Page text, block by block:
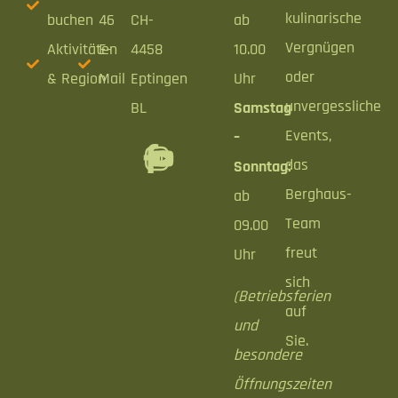
buchen
Aktivitäten
& Region
46
E-
Mail
CH-
4458
Eptingen
BL
ab
10.00
Uhr
Samstag
–
Sonntag:
ab
09.00
Uhr
(Betriebsferien
und
besondere
Öffnungszeiten
kulinarische
Vergnügen
oder
unvergessliche
Events,
das
Berghaus-
Team
freut
sich
auf
Sie.